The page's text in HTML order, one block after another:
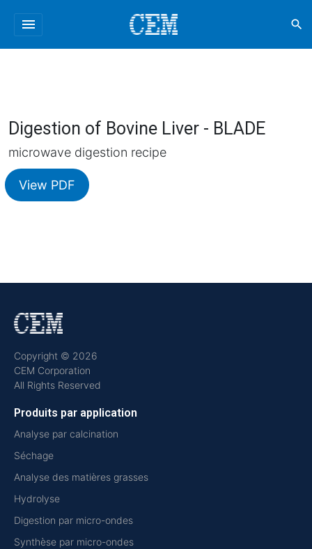
menu search
Digestion of Bovine Liver - BLADE
microwave digestion recipe
View PDF
Copyright © 2026
CEM Corporation
All Rights Reserved
Produits par application
Analyse par calcination
Séchage
Analyse des matières grasses
Hydrolyse
Digestion par micro-ondes
Synthèse par micro-ondes